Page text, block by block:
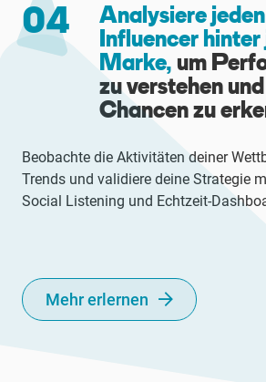
04
Analysiere jeden
Influencer
Marke, um
zu verstehen
Chancen zu
Beobachte die Aktivitäten deiner
Trends und validiere deine Strategie
Social Listening und Echtzeit-
Mehr erlernen